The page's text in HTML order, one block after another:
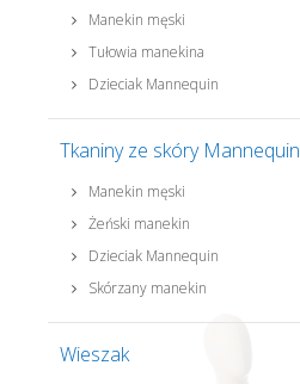
Manekin męski
Tułowia manekina
Dzieciak Mannequin
Tkaniny ze skóry Mannequin
Manekin męski
Żeński manekin
Dzieciak Mannequin
Skórzany manekin
Wieszak